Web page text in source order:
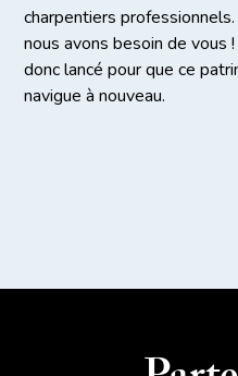
charpentiers
nous avons besoin de vous !
donc lancé pour que ce
navigue à nouveau.